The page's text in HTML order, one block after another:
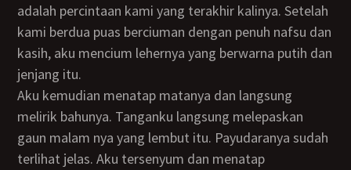
adalah percintaan kami yang terakhir kalinya. Setelah
kami berdua puas berciuman dengan penuh nafsu dan
kasih, aku mencium lehernya yang berwarna putih dan
jenjang itu.
Aku kemudian menatap matanya dan langsung
melirik bahunya. Tanganku langsung melepaskan
gaun malam nya yang lembut itu. Payudaranya sudah
terlihat jelas. Aku tersenyum dan menatap